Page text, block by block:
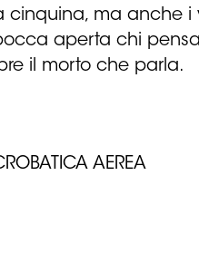
ma anche i
aperta chi
il morto che parla.
AEREA